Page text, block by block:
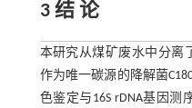
3 结 论
本研究从煤矿废水中分离
作为唯一碳源的降解菌
色鉴定与16S rDNA基因